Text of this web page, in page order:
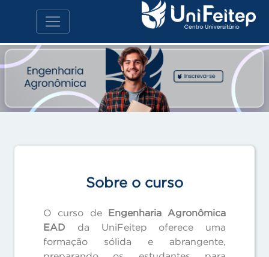
Sobre o curso
O curso de Engenharia Agronômica
EAD da UniFeitep oferece uma
formação sólida e abrangente,